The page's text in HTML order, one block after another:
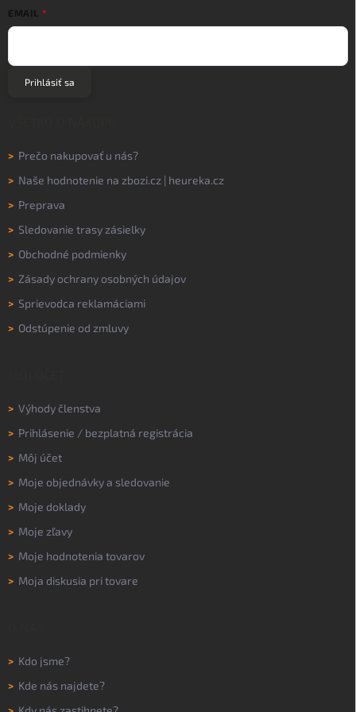
EMAIL
Prihlásiť sa
> Prečo nakupovať u nás?
> Naše hodnotenie na zbozi.cz | heureka.cz
> Preprava
> Sledovanie trasy zásielky
> Obchodné podmienky
> Zásady ochrany osobných údajov
> Sprievodca reklamáciami
> Odstúpenie od zmluvy
> Výhody členstva
> Prihlásenie / bezplatná registrácia
> Môj účet
> Moje objednávky a sledovanie
> Moje doklady
> Moje zľavy
> Moje hodnotenia tovarov
> Moja diskusia pri tovare
> Kdo jsme?
> Kde nás najdete?